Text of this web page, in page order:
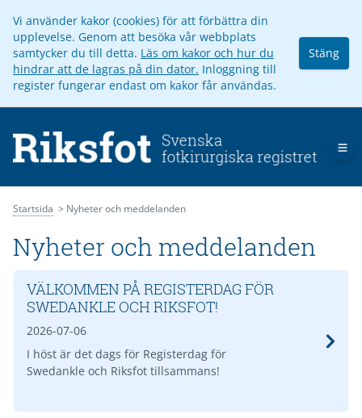
Vi använder kakor (cookies) för att förbättra din
upplevelse. Genom att besöka vår webbplats
samtycker du till detta. Läs om kakor och hur du
hindrar att de lagras på din dator. Inloggning till
register fungerar endast om kakor får användas.
Stäng
Startsida Nyheter och meddelanden
Nyheter och meddelanden
VÄLKOMMEN PÅ REGISTERDAG FÖR
SWEDANKLE OCH RIKSFOT!
2026-07-06
I höst är det dags för Registerdag för
Swedankle och Riksfot tillsammans!